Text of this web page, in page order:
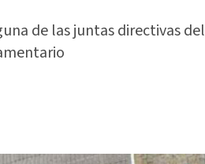
de las juntas directivas del